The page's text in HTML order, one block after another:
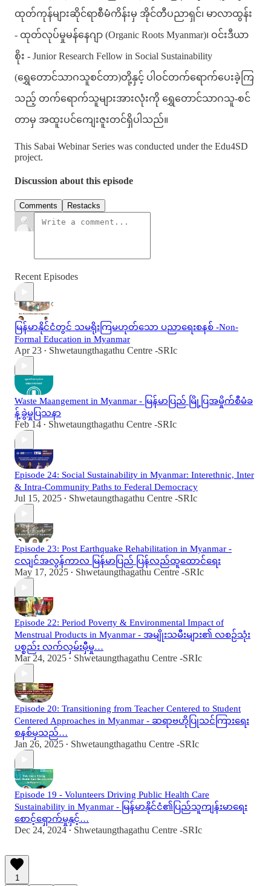
ထုတ်ကုန်များဆိုင်ရာစီမံကိန်းမှ အိုင်တီပညာရှင်၊ မာလာထွန်း
- ထုတ်လုပ်မှုမန်နေဂျာ (Organic Roots Myanmar)၊ ဝင်းဒီယာ
စိုး - Junior Research Fellow in Social Sustainability
(ရွှေတောင်သာဂသူစင်တာ)တို့နှင့် ပါဝင်တက်ရောက်ပေးခဲ့ကြ
သည့် တက်ရောက်သူများအားလုံးကို ရွှေတောင်သာဂသူ-စင်
တာမှ အထူးပင်ကျေးဇူးတင်ရှိပါသည်။
This Sabai Webinar Series was conducted under the Edu4SD
project.
Discussion about this episode
Comments Restacks
Recent Episodes
မြန်မာနိုင်ငံတွင် သမရိုးကြမဟုတ်သော ပညာရေးစနစ် -Non-
Formal Education in Myanmar
Apr 23 • Shwetaungthagathu Centre -SRIc
Waste Maangement in Myanmar - မြန်မာပြည် မြို့ပြအမှိုက်စီမံခ
န့်ခွဲမှုပြသနာ
Feb 14 • Shwetaungthagathu Centre -SRIc
Episode 24: Social Sustainability in Myanmar: Interethnic, Inter
& Intra-Community Paths to Federal Democracy
Jul 15, 2025 • Shwetaungthagathu Centre -SRIc
Episode 23: Post Earthquake Rehabilitation in Myanmar -
ငလျင်အလွန်ကာလ မြန်မာပြည် ပြန်လည်ထူထောင်ရေး
May 17, 2025 • Shwetaungthagathu Centre -SRIc
Episode 22: Period Poverty & Environmental Impact of
Menstrual Products in Myanmar - အမျိုးသမီးများ၏ လစဉ်သုံး
ပစ္စည်း လက်လှမ်းမှီမှု…
Mar 24, 2025 • Shwetaungthagathu Centre -SRIc
Episode 20: Transitioning from Teacher Centered to Student
Centered Approaches in Myanmar - ဆရာဗဟိုပြုသင်ကြားရေး
စနစ်မှသည်…
Jan 26, 2025 • Shwetaungthagathu Centre -SRIc
Episode 19 - Volunteers Driving Public Health Care
Sustainability in Myanmar - မြန်မာနိုင်ငံ၏ပြည်သူကျန်းမာရေး
စောင့်ရှောက်မှုနှင့်…
Dec 24, 2024 • Shwetaungthagathu Centre -SRIc
1